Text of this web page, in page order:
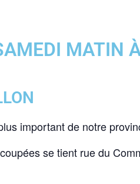
MATIN
important de notre
se tient rue du